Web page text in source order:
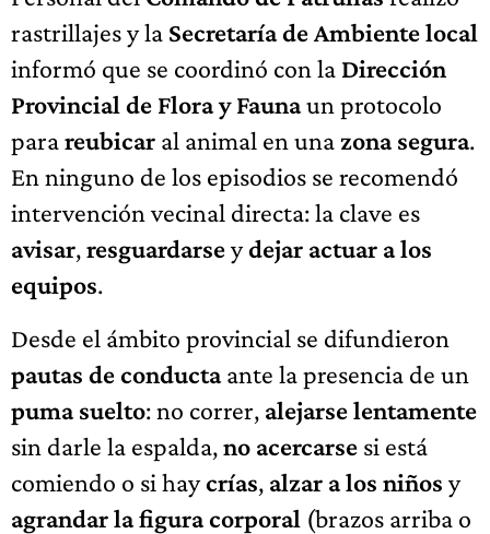
rastrillajes y la Secretaría de Ambiente local
informó que se coordinó con la Dirección
Provincial de Flora y Faunaun protocolo
parareubicar al animal en una zona segura.
En ninguno de los episodios se recomendó
intervención vecinal directa: la clave es
avisar,resguardarseydejar actuar a los
equipos.
Desde el ámbito provincial se difundieron
pautas de conductaante la presencia de un
puma suelto: no correr, alejarse lentamente
sin darle la espalda,no acercarse si está
comiendo o si haycrías, alzar a los niños y
agrandar la figura corporal (brazos arriba o